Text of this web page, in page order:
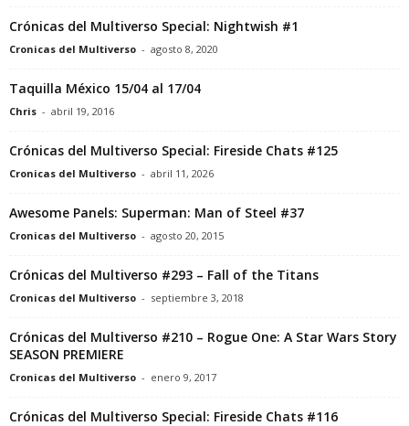
Crónicas del Multiverso Special: Nightwish #1
Cronicas del Multiverso - agosto 8, 2020
Taquilla México 15/04 al 17/04
Chris - abril 19, 2016
Crónicas del Multiverso Special: Fireside Chats #125
Cronicas del Multiverso - abril 11, 2026
Awesome Panels: Superman: Man of Steel #37
Cronicas del Multiverso - agosto 20, 2015
Crónicas del Multiverso #293 – Fall of the Titans
Cronicas del Multiverso - septiembre 3, 2018
Crónicas del Multiverso #210 – Rogue One: A Star Wars Story
SEASON PREMIERE
Cronicas del Multiverso - enero 9, 2017
Crónicas del Multiverso Special: Fireside Chats #116